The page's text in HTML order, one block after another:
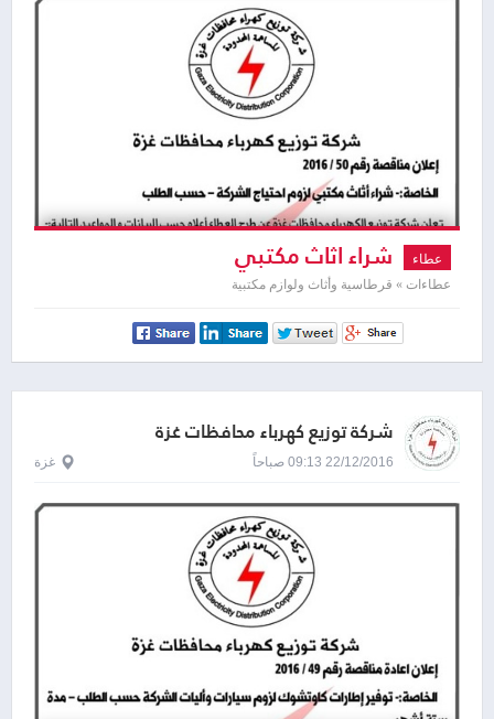
عطاء شراء اثاث مكتبي
عطاءات » قرطاسية وأثاث ولوازم مكتبية
شركة توزيع كهرباء محافظات غزة
22/12/2016 09:13 صباحاً غزة